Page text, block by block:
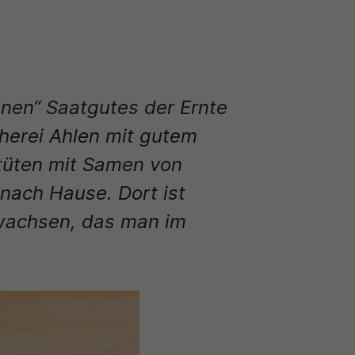
Saatgutes der Ernte
Ahlen mit gutem
mit Samen von
Hause. Dort ist
das man im